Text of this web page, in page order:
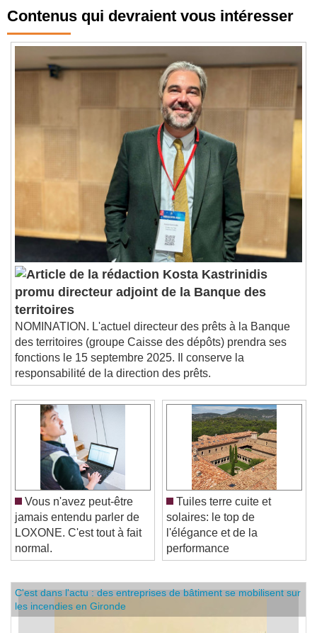
Contenus qui devraient vous intéresser
Kosta Kastrinidis
promu directeur adjoint de la Banque des
territoires
NOMINATION. L'actuel directeur des prêts à la Banque
des territoires (groupe Caisse des dépôts) prendra ses
fonctions le 15 septembre 2025. Il conserve la
responsabilité de la direction des prêts.
Vous n'avez peut-être
jamais entendu parler de
LOXONE. C'est tout à fait
normal.
Tuiles terre cuite et
solaires: le top de
l'élégance et de la
performance
C'est dans l'actu : des entreprises de bâtiment se mobilisent sur
les incendies en Gironde